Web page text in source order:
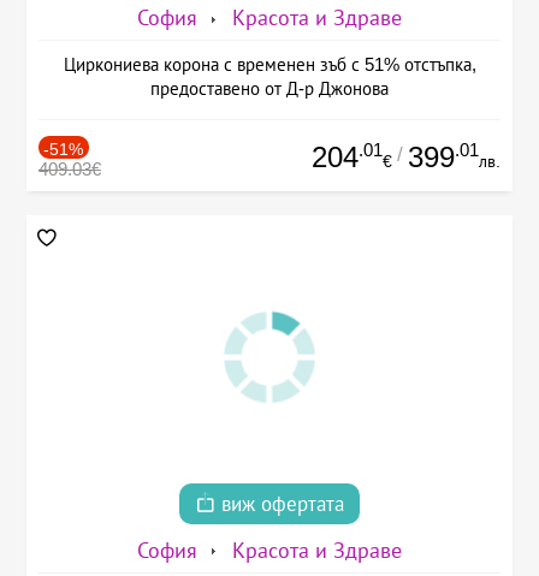
София Красота и Здраве
Циркониева корона с временен зъб с 51% отстъпка,
предоставено от Д-р Джонова
-51%
409.03€ 204.01
€ / 399.01
лв.
виж офертата
София Красота и Здраве